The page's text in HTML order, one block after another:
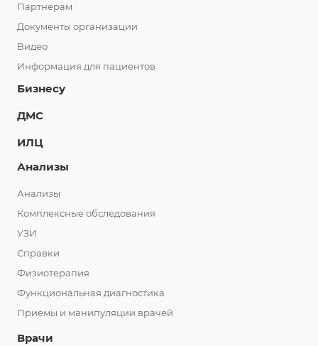
Партнерам
Документы организации
Видео
Информация для пациентов
Бизнесу
ДМС
ИЛЦ
Анализы
Анализы
Комплексные обследования
УЗИ
Справки
Физиотерапия
Функциональная диагностика
Приемы и манипуляции врачей
Врачи